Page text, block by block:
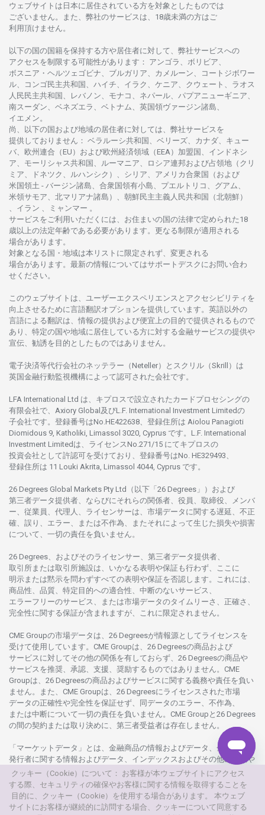
ウェブサイトは 日本に居住さ れている方を対象としたものでは
ございません。
また、 弊社のサービスは、18歳未満の方はご
利用頂けません。
以下の国の国籍を保持する方や居住者に対して、 弊社サービスへの
アクセスを制限する可能性があります ： アンゴラ、ボリビア、
ボスニア ・ ヘルツェゴビナ、ブルガリア、カメルーン、コートジボワー
ル、
コンゴ民主共和国、ハイチ、イラク、ケニア、クウェート、 ラオス
人民民主共和国、レバノン、モナコ、ネパール、パプアニューギニア、
南スーダン、ベネズエラ、ベトナム、 英国領ヴァージン諸島、
イエメン。
尚、
以下の国および地域の居住者に対しては、 弊社サービスを
提供しておりません ： ベラルーシ共和国、ベリーズ、カナダ、キュー
バ、 欧州連合 （EU） および欧州経済領域 （EEA）加盟国、インドネシ
ア、 モーリシャス共和国、ルーマニア、 ロシア連邦および占領地 （クリ
ミア、ドネツク、ルハンシク）、シリア、 アメリカ合衆国
（および
米国領土 - バージン諸島、合衆国領有小島、プエルトリコ、グアム、
米領サモア、 北マリアナ諸島）、 朝鮮民主主義人民共和国
（北朝鮮）
、イラン 、ミャンマー 。
サービスをご利用いただくには、お住まいの国の法律で定められた 18
歳以上の法定年齢である必要があります。 更なる制限が適用さ れる
場合があります。
対象となる 国 ・ 地域は本 リストに限定さ れず、 変更さ れる
場合があります。 最新の情報についてはサポートデスクにお 問い合わ
せくださ い。
このウェブサイトは、 ユーザーエクスペリエンスと アクセシビリティを
向上さ せるために言語翻訳オプションを提供しています。 英語以外の
言語による翻訳は、 情報の提供および便宜上の 目的で提供さ れるもので
あり、 特定の国や地域に居住している方に対する金融サービスの提供や
宣伝、 勧誘を 目的としたものではありません。
電子決済等代行会社のネッテラー （Neteller）と スクリル （Skrill）は
英国金融行動監視機構によって認可さ れた会社です。
LFA International Ltd は、 キプロスで設立さ れた カードプロセシングの
有限会社で、Axiory Global 及びL.F. International Investment Limitedの
子会社です。 登録番号はNo.HE422638、 登録住所は Aiolou Panagioti
Diomidous 9, Katholiki, Limassol 3020, Cyprus です。L.F. International
Investment Limitedは、 ライセンスNo.271/15 にてキプロスの
投資会社として許認可を受けており、 登録番号はNo. HE329493、
登録住所は 11 Louki Akrita, Limassol 4044, Cyprus です。
26 Degrees Global Markets Pty Ltd（以下「26 Degrees」） および
第三者データ提供者、ならびにそれらの関係者、役員、取締役、メンバ
ー、従業員、代理人、ライセンサーは、 市場データに関する遅延、不正
確、誤り、エラー、
または不作為、 またそれによって生じた損失や損害
について、 一切の責任を負いません。
26 Degrees、 およびそのライセンサー、 第三者データ提供者、
取引所または取引所施設は、いかなる表明や保証も行わず、 ここに
明示または黙示を 問わずすべての表明や保証を否認し ます。 これには、
商品性、品質、 特定目的への適合性、 中断のないサービス、
エラーフリーのサービス、 または市場データのタイムリーさ、正確さ、
完全性に関する保証が含まれますが、これに限定さ れません。
CME Groupの市場データは、26 Degreesが情報源としてライセンスを
受けて使用しています。 CME Groupは、26 Degreesの商品および
サービスに対してその他の関係を有しておらず、26 Degreesの商品や
サービスを推奨、承認、支援、 奨励するものではありません。 CME
Groupは、26 Degreesの商品およびサービスに関する義務や責任を負い
ません。また、CME Groupは、26 Degreesにライセンスさ れた市場
データの正確性や完全性を保証せず、 同 データのエラー、不作為、
または中断について一切の責任を負いません。 CME Groupと26 Degrees
の間の契約または取り 決めに、 第三者受益者は存在し ません。
「マーケットデータ」とは、 金融商品の情報およびデータ、 金融商品の
発行者に関する情報およびデータ、 インデックスおよびその他の
情報や
データを指し、26 Degreesまたは26 Degreesグループ会社が提供する
製品や サービスの 一部として、更新頻度を問わ ず提供さ れるものを
意味します。
クッキー（Cookie）について： お客様が本ウェブサイトにアクセス
する際、セキュリティの確保やお客様に関する情報を取得することを
目的に、クッキー（Cookie）を使用する場合があります。 本ウェブ
サイトにお客様が継続的に訪問する場合、クッキーについて同意する